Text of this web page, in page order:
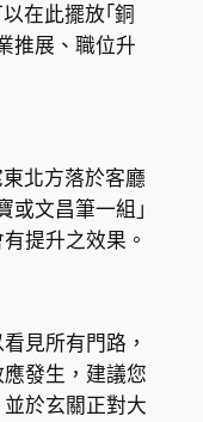
在此擺放｢銅
推展、職位升
北方落於客廳
或文昌筆一組｣
提升之效果。
見所有門路，
發生，建議您
於玄關正對大